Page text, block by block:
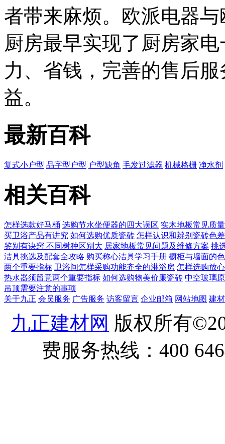
者带来麻烦。欧派电器
厨房最早实现了厨房家
力、省钱，完善的售后
益。
最新百科
复式小户型 品字型户型 户型缺角 毛发过滤器 机械格栅 净水剂
相关百科
怎样选款好马桶 选购节水坐便器的四大误区 实木地板常见质
买卫浴产品有讲究 如何选购优质瓷砖 怎样认识和辨别瓷砖色差
鉴别有诀窍 不同树种区别大 居家地板常见问题及维修方案 挑
洁具挑选及配套全攻略 购买称心洁具学习手册 橱柜与墙面的
两个重要指标 卫浴间怎样采购功能齐全的淋浴房 怎样选购放
热水器须留意两个重要指标 如何选购物美价廉瓷砖 中空玻璃
吊顶需要注意的事项
关于九正 会员服务 广告服务 访客留言 企业邮箱 网站地图 建
九正建材网 版权所有
费服务热线：400